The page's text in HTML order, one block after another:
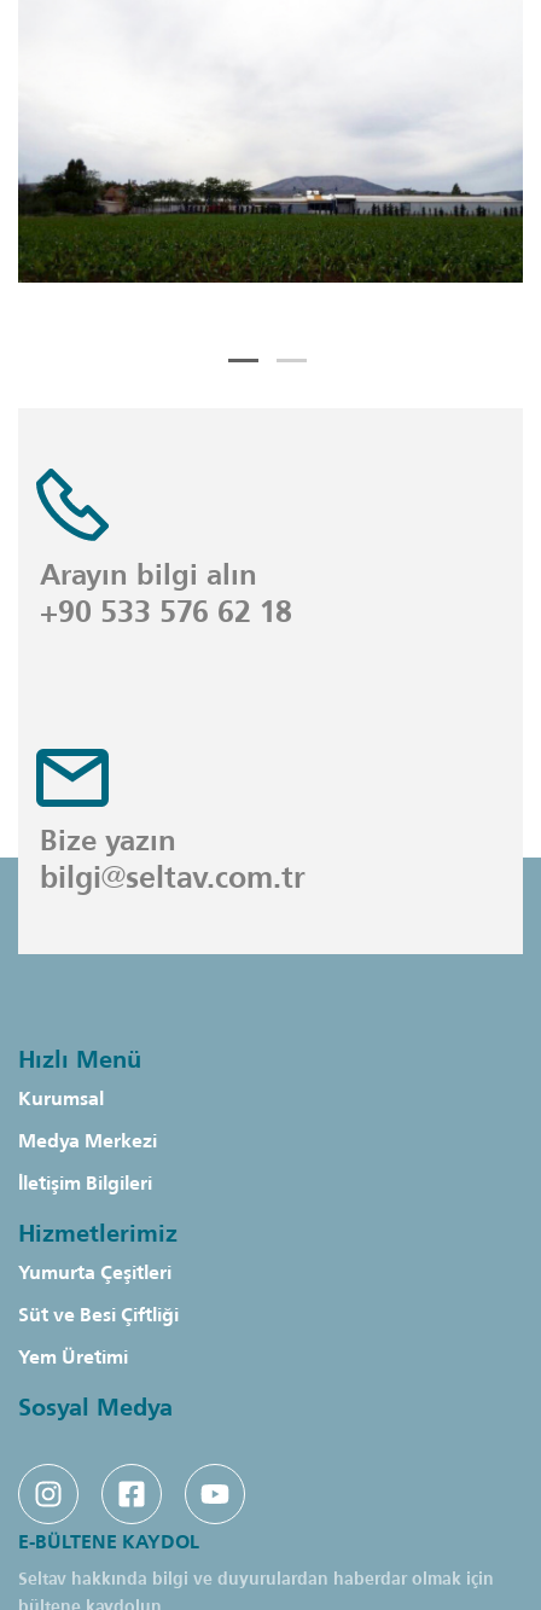
Arayın bilgi alın
+90 533 576 62 18
Bize yazın
bilgi@seltav.com.tr
Hızlı Menü
Kurumsal
Medya Merkezi
İletişim Bilgileri
Hizmetlerimiz
Yumurta Çeşitleri
Süt ve Besi Çiftliği
Yem Üretimi
Sosyal Medya
E-BÜLTENE KAYDOL
Seltav hakkında bilgi ve duyurulardan haberdar olmak için